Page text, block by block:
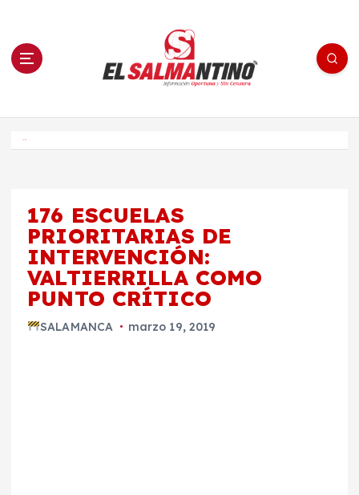
n El Salmantino - medios/noticias/editorial
176 ESCUELAS
PRIORITARIAS DE
INTERVENCIÓN:
VALTIERRILLA COMO
PUNTO CRÍTICO
SALAMANCA marzo 19, 2019